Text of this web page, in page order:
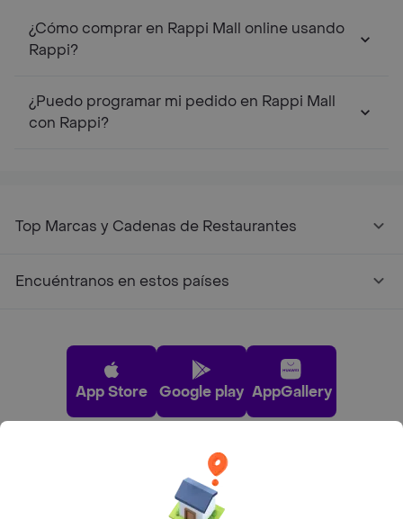
¿Cómo comprar en Rappi Mall online usando
Rappi?
¿Puedo programar mi pedido en Rappi Mall
con Rappi?
Top Marcas y Cadenas de Restaurantes
Encuéntranos en estos países
App Store Google play AppGallery
Pide tu comida favorita cerca de ti